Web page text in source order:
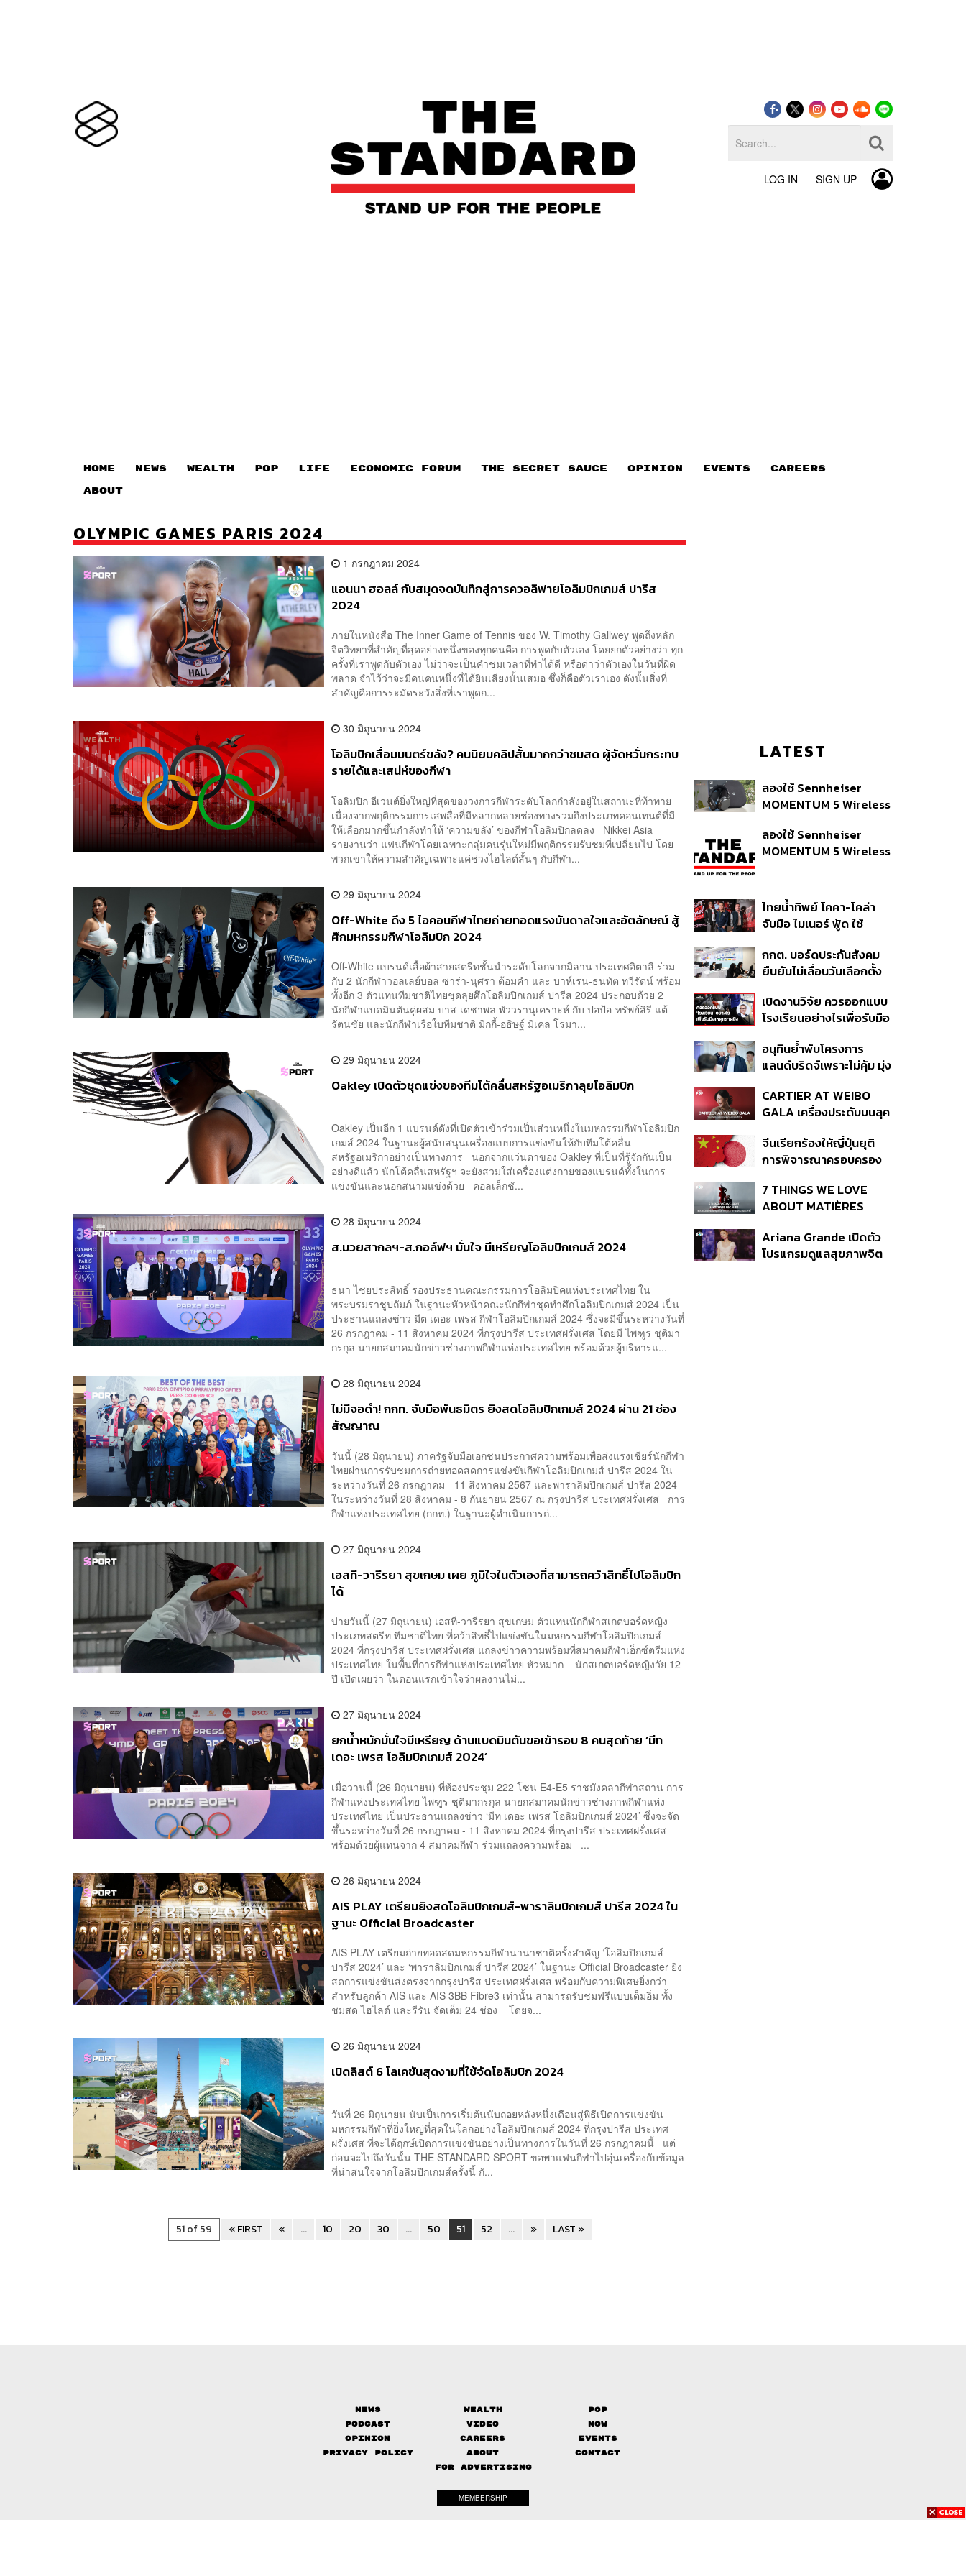
LOG IN SIGN UP
HOME NEWS WEALTH POP LIFE ECONOMIC FORUM THE SECRET SAUCE​ OPINION EVENTS CAREERS
ABOUT
OLYMPIC GAMES PARIS 2024
1 กรกฎาคม 2024
แอนนา ฮอลล์ กับสมุดจดบันทึกสู่การควอลิฟายโอลิมปิกเกมส์ ปารีส
2024
ภายในหนังสือ The Inner Game of Tennis ของ W. Timothy Gallwey พูดถึงหลัก
จิตวิทยาที่สำคัญที่สุดอย่างหนึ่งของทุกคนคือ การพูดกับตัวเอง โดยยกตัวอย่างว่า ทุก
ครั้งที่เราพูดกับตัวเอง ไม่ว่าจะเป็นคำชมเวลาที่ทำได้ดี หรือด่าว่าตัวเองในวันที่ผิด
พลาด จำไว้ว่าจะมีคนคนหนึ่งที่ได้ยินเสียงนั้นเสมอ ซึ่งก็คือตัวเราเอง ดังนั้นสิ่งที่
สำคัญคือการระมัดระวังสิ่งที่เราพูดก...
30 มิถุนายน 2024
โอลิมปิกเสื่อมมนตร์ขลัง? คนนิยมคลิปสั้นมากกว่าชมสด ผู้จัดหวั่นกระทบ
รายได้และเสน่ห์ของกีฬา
โอลิมปิก อีเวนต์ยิ่งใหญ่ที่สุดของวงการกีฬาระดับโลกกำลังอยู่ในสถานะที่ท้าทาย
เนื่องจากพฤติกรรมการเสพสื่อที่มีหลากหลายช่องทางรวมถึงประเภทคอนเทนต์ที่มี
ให้เลือกมากขึ้นกำลังทำให้ ‘ความขลัง’ ของกีฬาโอลิมปิกลดลง Nikkei Asia
รายงานว่า แฟนกีฬาโดยเฉพาะกลุ่มคนรุ่นใหม่มีพฤติกรรมรับชมที่เปลี่ยนไป โดย
พวกเขาให้ความสำคัญเฉพาะแค่ช่วงไฮไลต์สั้นๆ กับกีฬา...
29 มิถุนายน 2024
Off-White ดึง 5 ไอคอนกีฬาไทยถ่ายทอดแรงบันดาลใจและอัตลักษณ์ สู้
ศึกมหกรรมกีฬาโอลิมปิก 2024
Off-White แบรนด์เสื้อผ้าสายสตรีทชั้นนำระดับโลกจากมิลาน ประเทศอิตาลี ร่วม
กับ 2 นักกีฬาวอลเลย์บอล ซาร่า-นุศรา ต้อมคำ และ บาห์เรน-ธนทัต ทวีรัตน์ พร้อม
ทั้งอีก 3 ตัวแทนทีมชาติไทยชุดลุยศึกโอลิมปิกเกมส์ ปารีส 2024 ประกอบด้วย 2
นักกีฬาแบดมินตันคู่ผสม บาส-เดชาพล พัววรานุเคราะห์ กับ ปอป้อ-ทรัพย์สิรี แต้
รัตนชัย และนักกีฬาเรือใบทีมชาติ มิกกี้-อธิษฐ์ มิเคล โรมา...
29 มิถุนายน 2024
Oakley เปิดตัวชุดแข่งของทีมโต้คลื่นสหรัฐอเมริกาลุยโอลิมปิก
Oakley เป็นอีก 1 แบรนด์ดังที่เปิดตัวเข้าร่วมเป็นส่วนหนึ่งในมหกรรมกีฬาโอลิมปิก
เกมส์ 2024 ในฐานะผู้สนับสนุนเครื่องแบบการแข่งขันให้กับทีมโต้คลื่น
สหรัฐอเมริกาอย่างเป็นทางการ นอกจากแว่นตาของ Oakley ที่เป็นที่รู้จักกันเป็น
อย่างดีแล้ว นักโต้คลื่นสหรัฐฯ จะยังสวมใส่เครื่องแต่งกายของแบรนด์ทั้งในการ
แข่งขันและนอกสนามแข่งด้วย คอลเล็กชั...
28 มิถุนายน 2024
ส.มวยสากลฯ-ส.กอล์ฟฯ มั่นใจ มีเหรียญโอลิมปิกเกมส์ 2024
ธนา ไชยประสิทธิ์ รองประธานคณะกรรมการโอลิมปิคแห่งประเทศไทย ใน
พระบรมราชูปถัมภ์ ในฐานะหัวหน้าคณะนักกีฬาชุดทำศึกโอลิมปิกเกมส์ 2024 เป็น
ประธานแถลงข่าว มีต เดอะ เพรส กีฬาโอลิมปิกเกมส์ 2024 ซึ่งจะมีขึ้นระหว่างวันที่
26 กรกฎาคม - 11 สิงหาคม 2024 ที่กรุงปารีส ประเทศฝรั่งเศส โดยมี ไพฑูร ชุติมา
กรกุล นายกสมาคมนักข่าวช่างภาพกีฬาแห่งประเทศไทย พร้อมด้วยผู้บริหารแ...
28 มิถุนายน 2024
ไม่มีจอดำ! กกท. จับมือพันธมิตร ยิงสดโอลิมปิกเกมส์ 2024 ผ่าน 21 ช่อง
สัญญาณ
วันนี้ (28 มิถุนายน) ภาครัฐจับมือเอกชนประกาศความพร้อมเพื่อส่งแรงเชียร์นักกีฬา
ไทยผ่านการรับชมการถ่ายทอดสดการแข่งขันกีฬาโอลิมปิกเกมส์ ปารีส 2024 ใน
ระหว่างวันที่ 26 กรกฎาคม - 11 สิงหาคม 2567 และพาราลิมปิกเกมส์ ปารีส 2024
ในระหว่างวันที่ 28 สิงหาคม - 8 กันยายน 2567 ณ กรุงปารีส ประเทศฝรั่งเศส การ
กีฬาแห่งประเทศไทย (กกท.) ในฐานะผู้ดำเนินการถ่...
27 มิถุนายน 2024
เอสที-วารีรยา สุขเกษม เผย ภูมิใจในตัวเองที่สามารถคว้าสิทธิ์ไปโอลิมปิก
ได้
บ่ายวันนี้ (27 มิถุนายน) เอสที-วารีรยา สุขเกษม ตัวแทนนักกีฬาสเกตบอร์ดหญิง
ประเภทสตรีท ทีมชาติไทย ที่คว้าสิทธิ์ไปแข่งขันในมหกรรมกีฬาโอลิมปิกเกมส์
2024 ที่กรุงปารีส ประเทศฝรั่งเศส แถลงข่าวความพร้อมที่สมาคมกีฬาเอ็กซ์ตรีมแห่ง
ประเทศไทย ในพื้นที่การกีฬาแห่งประเทศไทย หัวหมาก นักสเกตบอร์ดหญิงวัย 12
ปี เปิดเผยว่า ในตอนแรกเข้าใจว่าผลงานไม่...
27 มิถุนายน 2024
ยกน้ำหนักมั่นใจมีเหรียญ ด้านแบดมินตันขอเข้ารอบ 8 คนสุดท้าย ‘มีท
เดอะ เพรส โอลิมปิกเกมส์ 2024’
เมื่อวานนี้ (26 มิถุนายน) ที่ห้องประชุม 222 โซน E4-E5 ราชมังคลากีฬาสถาน การ
กีฬาแห่งประเทศไทย ไพฑูร ชุติมากรกุล นายกสมาคมนักข่าวช่างภาพกีฬาแห่ง
ประเทศไทย เป็นประธานแถลงข่าว ‘มีท เดอะ เพรส โอลิมปิกเกมส์ 2024’ ซึ่งจะจัด
ขึ้นระหว่างวันที่ 26 กรกฎาคม - 11 สิงหาคม 2024 ที่กรุงปารีส ประเทศฝรั่งเศส
พร้อมด้วยผู้แทนจาก 4 สมาคมกีฬา ร่วมแถลงความพร้อม ...
26 มิถุนายน 2024
AIS PLAY เตรียมยิงสดโอลิมปิกเกมส์​-พาราลิมปิกเกมส์ ปารีส 2024 ใน
ฐานะ Official Broadcaster
AIS PLAY เตรียมถ่ายทอดสดมหกรรมกีฬานานาชาติครั้งสำคัญ ‘โอลิมปิกเกมส์
ปารีส 2024’ และ ‘พาราลิมปิกเกมส์ ปารีส 2024’ ในฐานะ Official Broadcaster ยิง
สดการแข่งขันส่งตรงจากกรุงปารีส ประเทศฝรั่งเศส พร้อมกับความพิเศษยิ่งกว่า
สำหรับลูกค้า AIS และ AIS 3BB Fibre3 เท่านั้น สามารถรับชมฟรีแบบเต็มอิ่ม ทั้ง
ชมสด ไฮไลต์ และรีรัน จัดเต็ม 24 ช่อง โดยจ...
26 มิถุนายน 2024
เปิดลิสต์ 6 โลเคชันสุดงามที่ใช้จัดโอลิมปิก 2024
วันที่ 26 มิถุนายน นับเป็นการเริ่มต้นนับถอยหลังหนึ่งเดือนสู่พิธีเปิดการแข่งขัน
มหกรรมกีฬาที่ยิ่งใหญ่ที่สุดในโลกอย่างโอลิมปิกเกมส์ 2024 ที่กรุงปารีส ประเทศ
ฝรั่งเศส ที่จะได้ฤกษ์เปิดการแข่งขันอย่างเป็นทางการในวันที่ 26 กรกฎาคมนี้ แต่
ก่อนจะไปถึงวันนั้น THE STANDARD SPORT ขอพาแฟนกีฬาไปอุ่นเครื่องกับข้อมูล
ที่น่าสนใจจากโอลิมปิกเกมส์ครั้งนี้ กั...
51 of 59 « FIRST « ... 10 20 30 ... 50 51 52 ... » LAST »
LATEST
ลองใช้ Sennheiser
MOMENTUM 5 Wireless
ถอดเปลี่ยนแบตเองได้
ก่อนกฎ EU บังคับปีหน้า
ลองใช้ Sennheiser
MOMENTUM 5 Wireless
ก่อนกฎ EU บังคับปีหน้า
ไทยน้ำทิพย์ โคคา-โคล่า
จับมือ ไมเนอร์ ฟู้ด ใช้
พัน Music Marketing ใน
ปีที่ธุรกิจร้านอาหารโต
กกต. บอร์ดประกันสังคม
ยืนยันไม่เลื่อนวันเลือกตั้ง
ตามคำสั่งทุเลาของศาล
เปิดงานวิจัย ควรออกแบบ
โรงเรียนอย่างไรเพื่อรับมือ
อนุทินย้ำพับโครงการ
แลนด์บริดจ์เพราะไม่คุ้ม มุ่ง
รองรับอ่าวไทย-อันดามัน
CARTIER AT WEIBO
GALA เครื่องประดับบนลุค
สำคัญ
จีนเรียกร้องให้ญี่ปุ่นยุติ
การพิจารณาครอบครอง
7 THINGS WE LOVE
ABOUT MATIÈRES
Ariana Grande เปิดตัว
โปรแกรมดูแลสุขภาพจิต
News Wealth
Pop
Podcast
Video
Now
Opinion
Careers
Events
Privacy Policy
About
Contact
FOR ADVERTISING
MEMBERSHIP